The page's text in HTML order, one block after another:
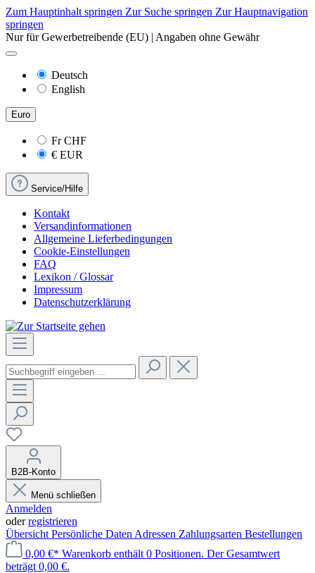
Zum Hauptinhalt springen Zur Suche springen Zur Hauptnavigation
springen
Nur für Gewerbetreibende (EU) | Angaben ohne Gewähr
Deutsch
English
Euro
FrCHF
€ EUR
Service/Hilfe
Kontakt
Versandinformationen
Allgemeine Lieferbedingungen
Cookie-Einstellungen
FAQ
Lexikon / Glossar
Impressum
Datenschutzerklärung
B2B-Konto
Menü schließen
Anmelden
oderregistrieren
Übersicht Persönliche Daten Adressen Zahlungsarten Bestellungen
0,00 €* Warenkorb enthält 0 Positionen. Der Gesamtwert
beträgt 0,00 €.